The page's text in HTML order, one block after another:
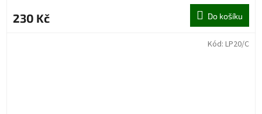
230 Kč Do košíku
Kód: LP20/C